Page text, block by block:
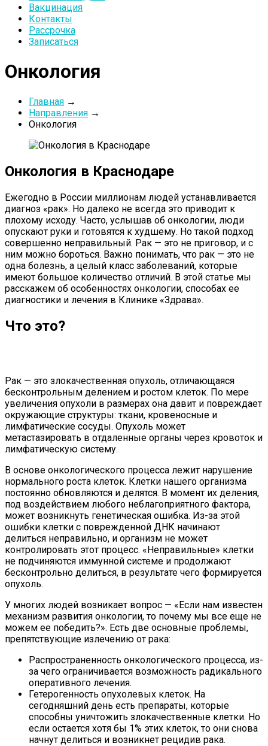
Вакцинация
Контакты
Рассрочка
Записаться
Онкология
Главная →
Направления →
Онкология
Онкология в Краснодаре
Ежегодно в России миллионам людей устанавливается
диагноз «рак». Но далеко не всегда это приводит к
плохому исходу. Часто, услышав об онкологии, люди
опускают руки и готовятся к худшему. Но такой подход
совершенно неправильный. Рак — это не приговор, и с
ним можно бороться. Важно понимать, что рак — это не
одна болезнь, а целый класс заболеваний, которые
имеют большое количество отличий. В этой статье мы
расскажем об особенностях онкологии, способах ее
диагностики и лечения в Клинике «Здрава».
Что это?
Рак — это злокачественная опухоль, отличающаяся
бесконтрольным делением и ростом клеток. По мере
увеличения опухоли в размерах она давит и повреждает
окружающие структуры: ткани, кровеносные и
лимфатические сосуды. Опухоль может
метастазировать в отдаленные органы через кровоток и
лимфатическую систему.
В основе онкологического процесса лежит нарушение
нормального роста клеток. Клетки нашего организма
постоянно обновляются и делятся. В момент их деления,
под воздействием любого неблагоприятного фактора,
может возникнуть генетическая ошибка. Из-за этой
ошибки клетки с поврежденной ДНК начинают
делиться неправильно, и организм не может
контролировать этот процесс. «Неправильные» клетки
не подчиняются иммунной системе и продолжают
бесконтрольно делиться, в результате чего формируется
опухоль.
У многих людей возникает вопрос — «Если нам известен
механизм развития онкологии, то почему мы все еще не
можем ее победить?». Есть две основные проблемы,
препятствующие излечению от рака:
Распространенность онкологического процесса, из-
за чего ограничивается возможность радикального
оперативного лечения.
Гетерогенность опухолевых клеток. На
сегодняшний день есть препараты, которые
способны уничтожить злокачественные клетки. Но
если остается хотя бы 1% этих клеток, то они снова
начнут делиться и возникнет рецидив рака.